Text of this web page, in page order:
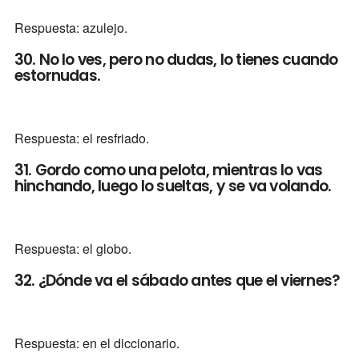
Respuesta: azulejo.
30. No lo ves, pero no dudas, lo tienes cuando
estornudas.
Respuesta: el resfriado.
31. Gordo como una pelota, mientras lo vas
hinchando, luego lo sueltas, y se va volando.
Respuesta: el globo.
32. ¿Dónde va el sábado antes que el viernes?
Respuesta: en el diccionario.